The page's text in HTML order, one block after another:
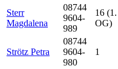
Sterr
Magdalena
08744
9604-
989
16 (1.
OG)
Strötz Petra
08744
9604-
980
1